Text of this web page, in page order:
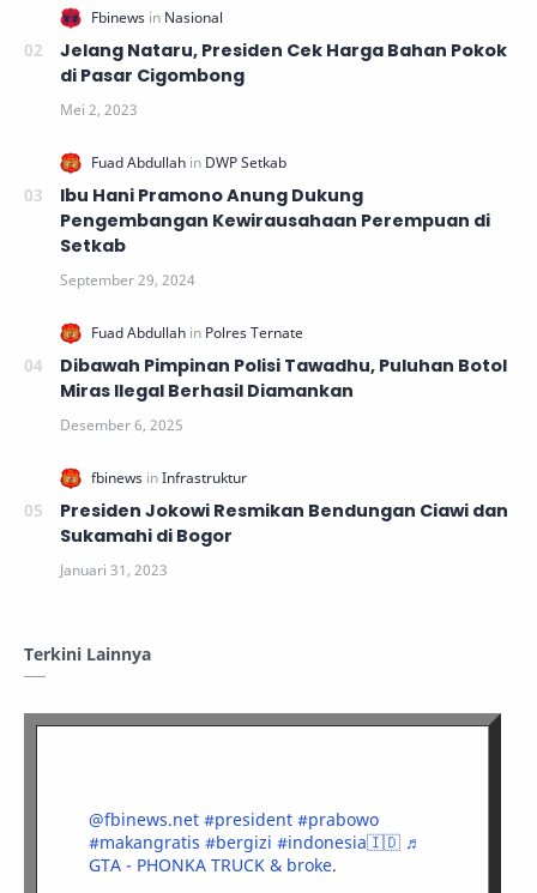
Jelang Nataru, Presiden Cek Harga Bahan Pokok
di Pasar Cigombong
Ibu Hani Pramono Anung Dukung
Pengembangan Kewirausahaan Perempuan di
Setkab
Dibawah Pimpinan Polisi Tawadhu, Puluhan Botol
Miras Ilegal Berhasil Diamankan
Presiden Jokowi Resmikan Bendungan Ciawi dan
Sukamahi di Bogor
Terkini Lainnya
@fbinews.net #president #prabowo
#makangratis #bergizi #indonesia🇮🇩 ♬
GTA - PHONKA TRUCK & broke.